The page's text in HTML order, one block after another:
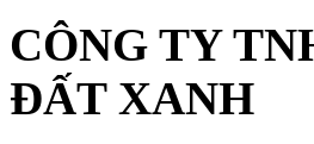
CÔNG TY
ĐẤT XANH